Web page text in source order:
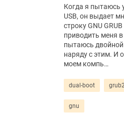
Когда я пытаюсь
USB, он выдает
строку GNU
приводить меня
пытаюсь двойной
наряду с этим. И
моем компь…
dual-boot
gnu